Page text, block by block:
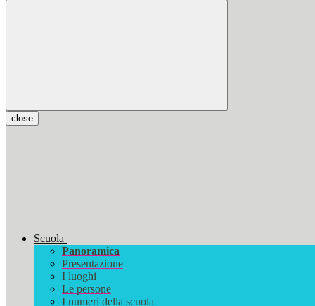
close
Scuola
Panoramica
Presentazione
I luoghi
Le persone
I numeri della scuola